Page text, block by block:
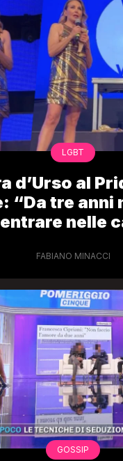
LGBT
d’Urso al
“Da tre anni
nelle
FABIANO MINACCI
GOSSIP
Bambola
compleanno
dive compie
completo